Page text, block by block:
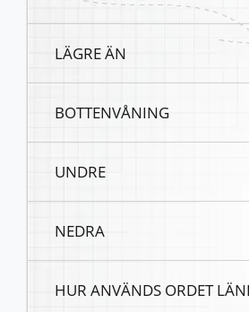
LÄGRE ÄN
BOTTENVÅNING
UNDRE
NEDRA
HUR ANVÄNDS ORDET